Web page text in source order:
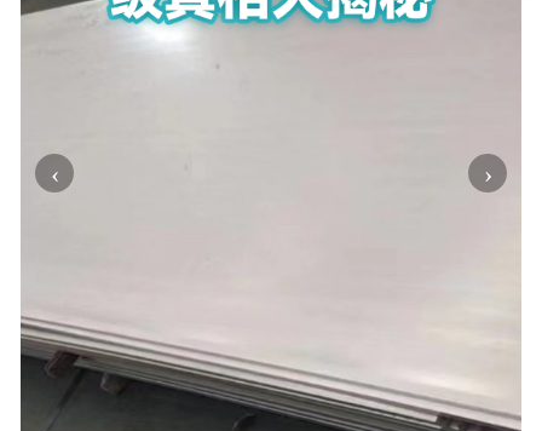
‹ ›